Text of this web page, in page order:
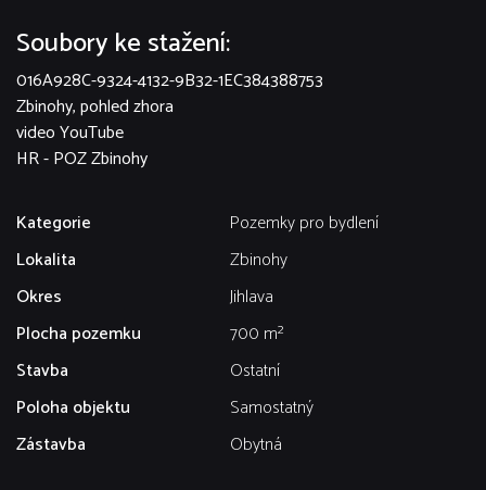
Soubory ke stažení:
016A928C-9324-4132-9B32-1EC384388753
Zbinohy, pohled zhora
video YouTube
HR - POZ Zbinohy
Kategorie
Pozemky pro bydlení
Lokalita
Zbinohy
Okres
Jihlava
Plocha pozemku
700 m²
Stavba
Ostatní
Poloha objektu
Samostatný
Zástavba
Obytná